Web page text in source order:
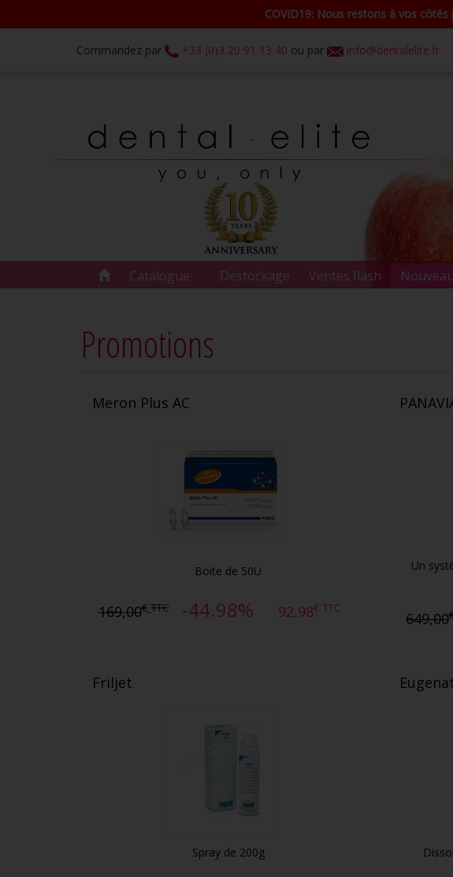
COVID19: Nous restons à vos
Catalogue Déstockage Ventes flash
Commandez par +33 (0)3 20 91 13 40 ou par info@dentalelite.fr
Promotions
Meron Plus AC
Boite de 50U
169,00€ TTC -44.98% 92,98€ TTC
Un
649,00
Friljet
Spray de 200g